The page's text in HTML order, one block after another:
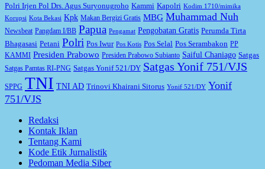
Polri Irjen Pol Drs. Agus Suryonugroho Kammi Kapolri Kodim 1710/mimika
Korupsi Kota Bekasi Kpk Makan Bergizi Gratis MBG Muhammad Nuh
Newsbeat Pangdam I/BB Papua Pengamat Pengobatan Gratis Perumda Tirta
Bhagasasi Petani Polri Pos Iwur Pos Kotis Pos Selal Pos Serambakon PP
KAMMI Presiden Prabowo Presiden Prabowo Subianto Saiful Chaniago Satgas
Satgas Pamtas RI-PNG Satgas Yonif 521/DY Satgas Yonif 751/VJS
SPPG TNI TNI AD Trinovi Khairani Sitorus Yonif 521/DY Yonif
751/VJS
Redaksi
Kontak Iklan
Tentang Kami
Kode Etik Jurnalistik
Pedoman Media Siber